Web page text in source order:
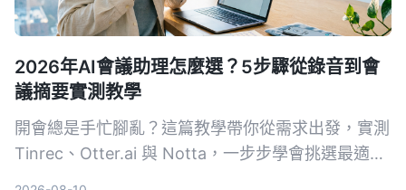
2026年AI會議助理怎麼選？5步驟從錄音到會
議摘要實測教學
開會總是手忙腳亂？這篇教學帶你從需求出發，實測
Tinrec、Otter.ai 與 Notta，一步步學會挑選最適合